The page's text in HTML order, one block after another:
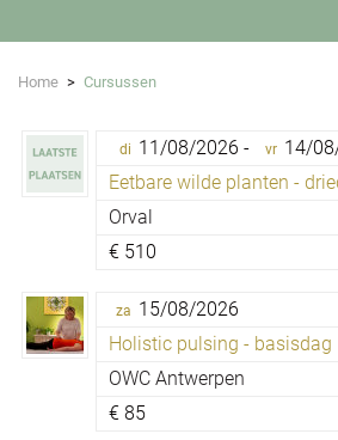
Home > Cursussen
di 11/08/2026 - vr 14/
Eetbare wilde planten -
Orval
€ 510
za 15/08/2026
Holistic pulsing - basisdag
OWC Antwerpen
€ 85